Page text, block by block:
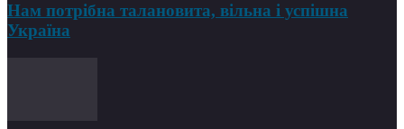
Нам потрібна талановита, вільна і успішна
Україна